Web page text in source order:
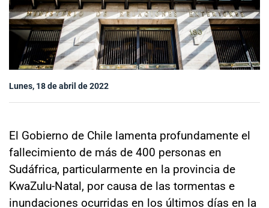
Subsecretaría de Relaciones Económicas
Internacionales
Sala de prensa
Lunes, 18 de abril de 2022
El Gobierno de Chile lamenta profundamente el
fallecimiento de más de 400 personas en
Sudáfrica, particularmente en la provincia de
KwaZulu-Natal, por causa de las tormentas e
inundaciones ocurridas en los últimos días en la